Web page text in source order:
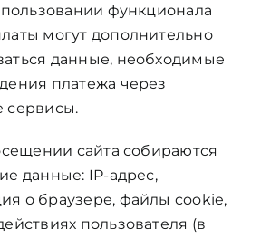
функционала
могут дополнительно
данные, необходимые
платежа через
сервисы.
сайта собираются
данные: IP-адрес,
о браузере, файлы cookie,
пользователя (в